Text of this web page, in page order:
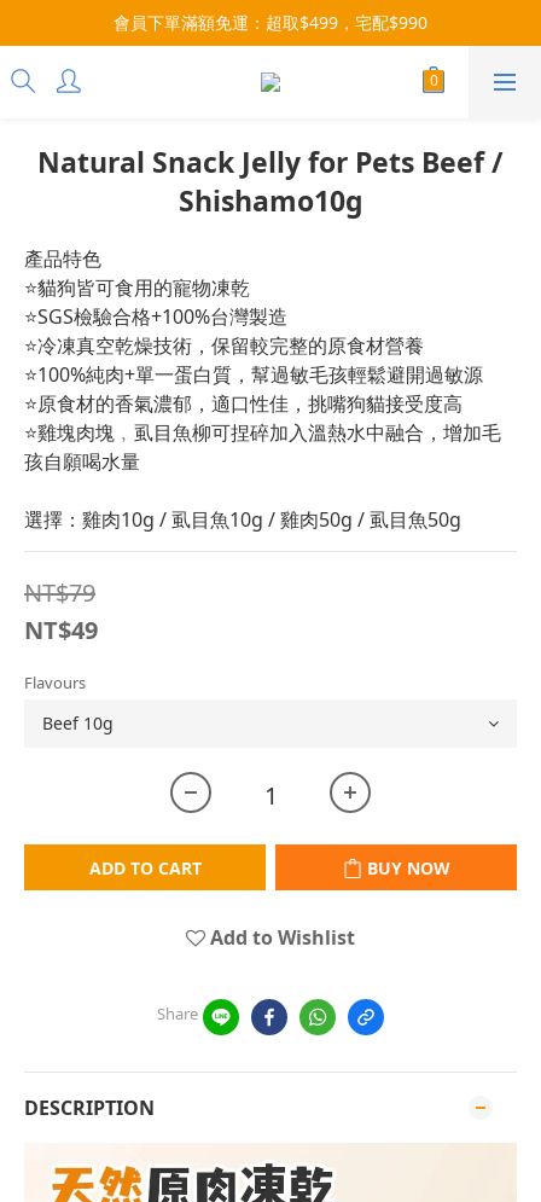
3x more Points on 9th of Every Month!
會員下單滿額免運：超取$499，宅配$990
07/28-08/31 爸氣一擊・限時開搶
Natural Snack Jelly for Pets Beef /
Shishamo10g
產品特色
⭐貓狗皆可食用的寵物凍乾
⭐SGS檢驗合格+100%台灣製造
⭐冷凍真空乾燥技術，保留較完整的原食材營養
⭐100%純肉+單一蛋白質，幫過敏毛孩輕鬆避開過敏源
⭐原食材的香氣濃郁，適口性佳，挑嘴狗貓接受度高
⭐雞塊肉塊﹐虱目魚柳可捏碎加入溫熱水中融合，增加毛
孩自願喝水量
選擇：雞肉10g / 虱目魚10g / 雞肉50g / 虱目魚50g
NT$79
NT$49
Flavours
ADD TO CART BUY NOW
Add to Wishlist
Share
DESCRIPTION